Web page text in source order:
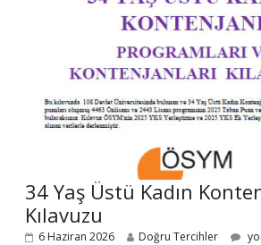
34 Yaş Üstü Kadın
Kılavuzu
6 Haziran 2026 Doğru Tercihler